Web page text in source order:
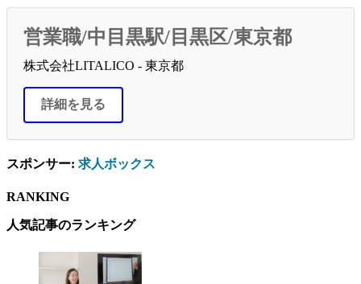
営業職/中目黒駅/目黒区/東京都
株式会社LITALICO - 東京都
詳細を見る
スポンサー: 求人ボックス
RANKING
人気記事のランキング